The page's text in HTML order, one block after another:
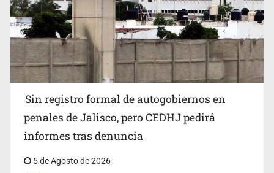
Buscan reformar Ley de Salud en Jalisco para emitir
alertas sanitarias por mala calidad del agua
Sin registro formal de autogobiernos en
penales de Jalisco, pero CEDHJ pedirá
informes tras denuncia
5 de Agosto de 2026